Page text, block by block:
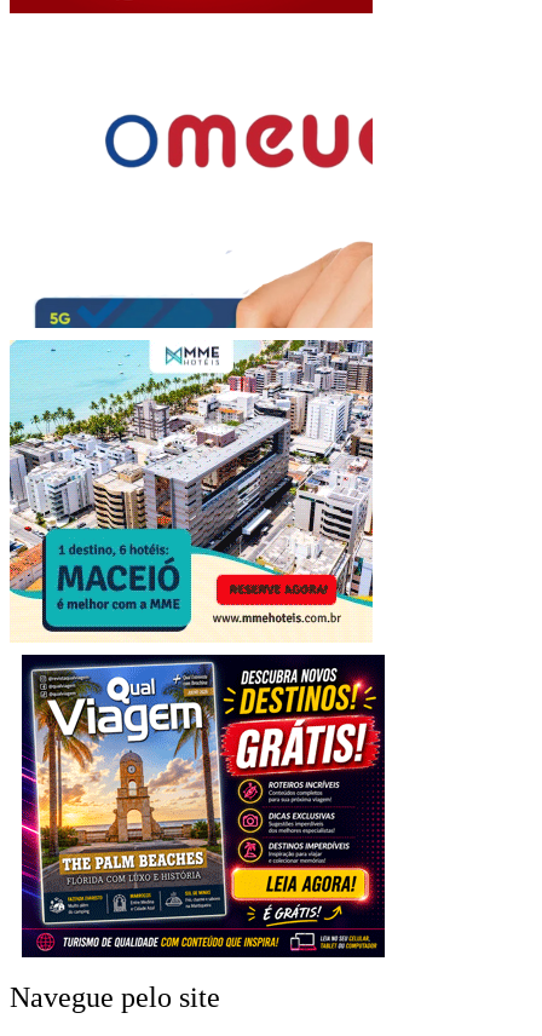
Navegue pelo site